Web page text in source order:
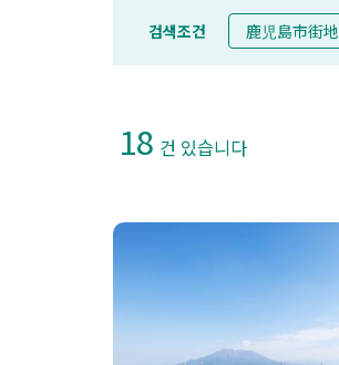
검색조건 鹿児島市街地
18 건 있습니다